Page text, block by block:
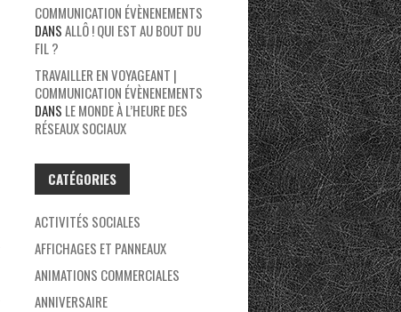
COMMUNICATION ÉVÈNENEMENTS
DANSALLÔ ! QUI EST AU BOUT DU
FIL ?
TRAVAILLER EN VOYAGEANT |
COMMUNICATION ÉVÈNENEMENTS
DANS LE MONDE À L’HEURE DES
RÉSEAUX SOCIAUX
CATÉGORIES
ACTIVITÉS SOCIALES
AFFICHAGES ET PANNEAUX
ANIMATIONS COMMERCIALES
ANNIVERSAIRE